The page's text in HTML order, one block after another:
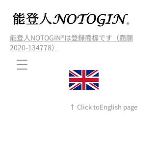
能登人NOTOGIN®️は登録商標です（商願
2020-134778）
↑ Click toEnglish page